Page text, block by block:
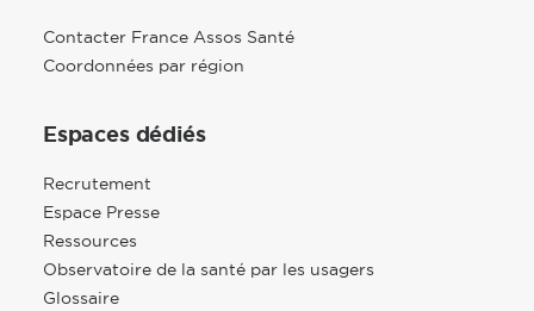
Contacter France Assos Santé
Coordonnées par région
Espaces dédiés
Recrutement
Espace Presse
Ressources
Observatoire de la santé par les usagers
Glossaire